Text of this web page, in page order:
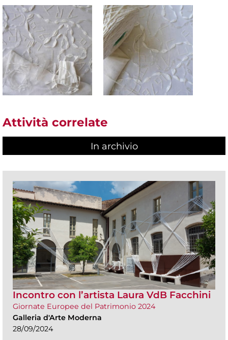
Attività correlate
In archivio
Incontro con l’artista Laura VdB Facchini
Giornate Europee del Patrimonio 2024
Galleria d'Arte Moderna
28/09/2024